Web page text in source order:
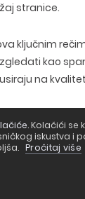
stranice.
ključnim
kao
na
garantuje
pretrage
Kolačići se
iskustva i
Pročitaj više